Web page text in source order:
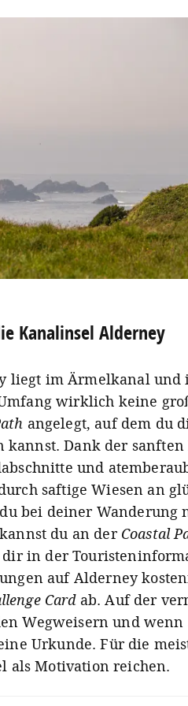
verschiedenen
sind die größeren
Kanalinsel Alderney
liegt im Ärmelkanal und
wirklich keine
angelegt, auf dem du
Dank der sanften
und
saftige Wiesen an
bei deiner Wanderung
du an der Coastal
in der
auf Alderney
Cardab. Auf der
Wegweisern und wenn
Urkunde. Für die
als Motivation reichen.